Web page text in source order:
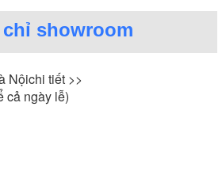
showroom
Nộichi tiết >>
cả ngày lễ)